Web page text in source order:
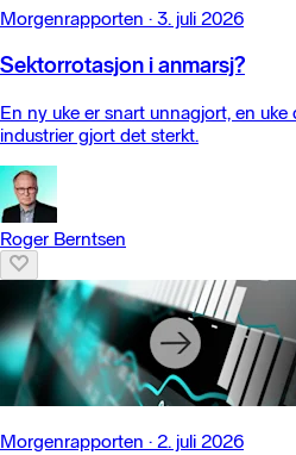
Morgenrapporten · 3. juli 2026
Sektorrotasjon i anmarsj?
En ny uke er snart unnagjort, en
industrier gjort det sterkt.
Roger Berntsen
Morgenrapporten · 2. juli 2026